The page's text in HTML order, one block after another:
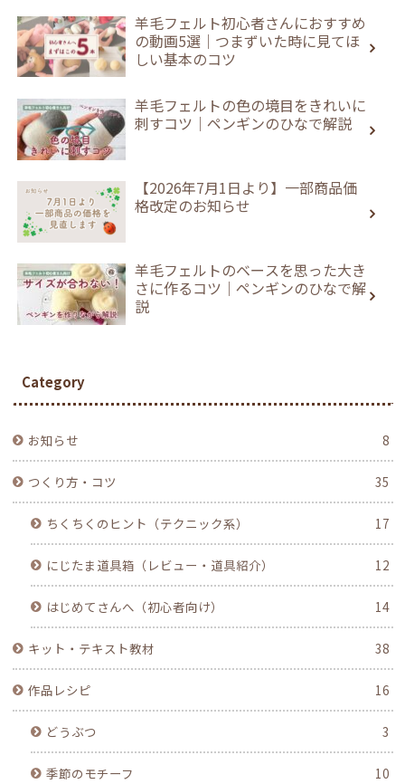
羊毛フェルト初心者さんにおすすめ
の動画5選｜つまずいた時に見てほ
しい基本のコツ
羊毛フェルトの色の境目をきれいに
刺すコツ｜ペンギンのひなで解説
【2026年7月1日より】一部商品価
格改定のお知らせ
羊毛フェルトのベースを思った大き
さに作るコツ｜ペンギンのひなで解
説
Category
お知らせ 8
つくり方・コツ 35
ちくちくのヒント（テクニック系） 17
にじたま道具箱（レビュー・道具紹介） 12
はじめてさんへ（初心者向け） 14
キット・テキスト教材 38
作品レシピ 16
どうぶつ 3
季節のモチーフ 10